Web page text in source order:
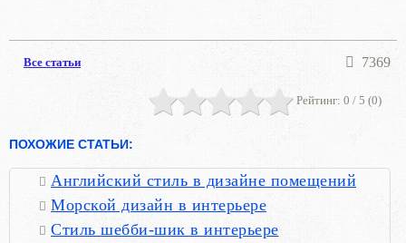
Все статьи 7369
Рейтинг: 0 / 5 (0)
ПОХОЖИЕ СТАТЬИ:
Английский стиль в дизайне помещений
Морской дизайн в интерьере
Стиль шебби-шик в интерьере